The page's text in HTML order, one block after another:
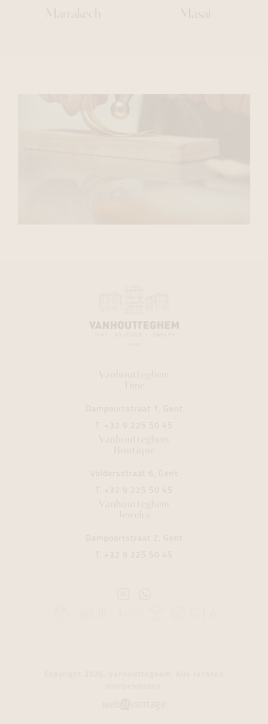
Marrakech Masai
Vanhoutteghem
Time
Dampoortstraat 1, Gent
T. +32 9 225 50 45
Vanhoutteghem
Boutique
Voldersstraat 6, Gent
T. +32 9 225 50 45
Vanhoutteghem
Jewelry
Dampoortstraat 2, Gent
T. +32 9 225 50 45